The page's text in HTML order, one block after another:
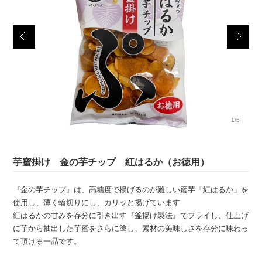
1/5
芋蜜掛け 金の芋チップ 紅はるか（お徳用）
『金の芋チップ』は、高糖度で揚げるのが難しい蜜芋「紅はるか」を
使用し、薄く輪切りにし、カリッと揚げています
紅はるかの甘みを存分に引き出す『釜揚げ製法』でフライし、仕上げ
に芋から抽出した芋蜜をさらに塗し、素材の美味しさを存分に味わっ
て頂ける一品です。